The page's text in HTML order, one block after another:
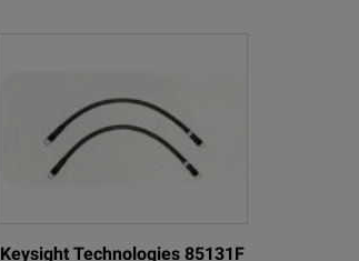
Keysight Technologies 85131F